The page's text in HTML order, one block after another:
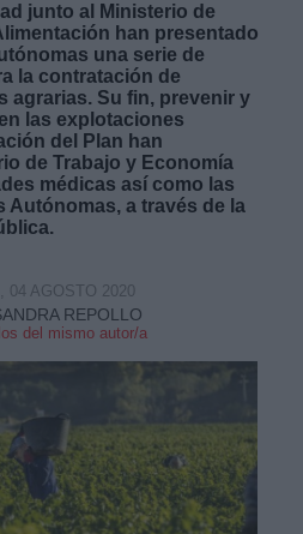
junto al Ministerio de
han presentado
una serie de
la contratación de
agrarias. Su fin, prevenir y
las explotaciones
del Plan han
de Trabajo y Economía
médicas así como las
Autónomas, a través de la
REPOLLO
del mismo autor/a
04 AGOSTO 2020